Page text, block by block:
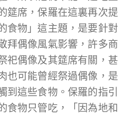
筵席，保羅在這裏再次提
食物」這主題，是要針對
拜偶像風氣影響，許多商
祀偶像及其筵席有關，甚
也可能曾經祭過偶像，是
到這些食物。保羅的指引
食物只管吃，「因為地和